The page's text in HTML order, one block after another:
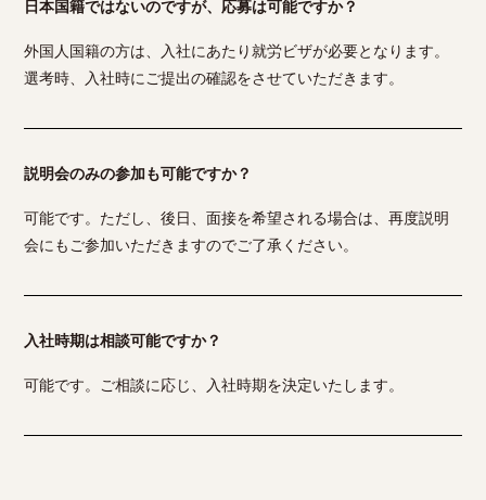
日本国籍ではないのですが、応募は可能ですか？
外国人国籍の方は、入社にあたり就労ビザが必要となります。
選考時、入社時にご提出の確認をさせていただきます。
説明会のみの参加も可能ですか？
可能です。ただし、後日、面接を希望される場合は、再度説明
会にもご参加いただきますのでご了承ください。
入社時期は相談可能ですか？
可能です。ご相談に応じ、入社時期を決定いたします。